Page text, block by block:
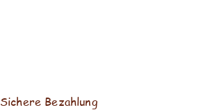
Sichere Bezahlung